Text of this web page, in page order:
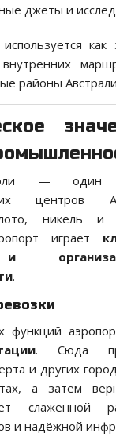
джеты и
как
районы
— один
центров
никель и
играет
и
.
функций
. Сюда
и других
а затем
слаженной
и надёжной